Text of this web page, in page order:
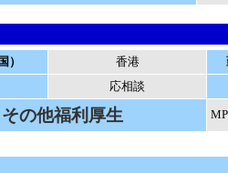
） 香港
応相談
その他福利厚生